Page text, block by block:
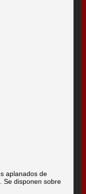
aplanados de
Se disponen sobre